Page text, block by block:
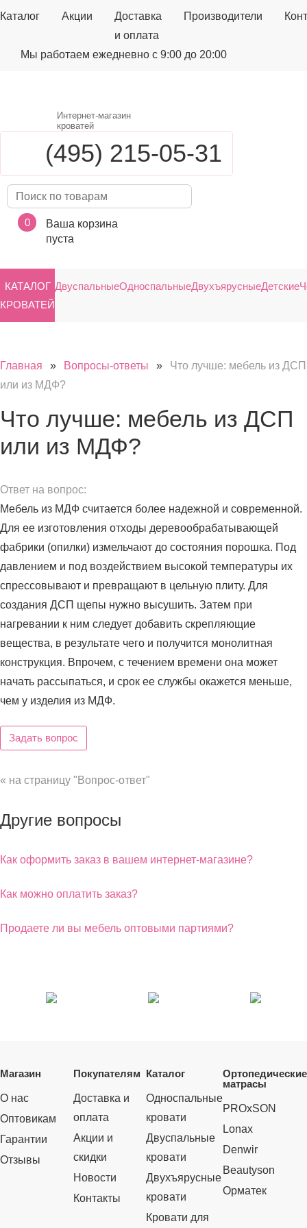
Каталог Акции
Доставка
и оплата
Производители
Мы работаем ежедневно с 9:00 до 20:00
Интернет-магазин
кроватей
(495) 215-05-31
0
Ваша корзина
пуста
КАТАЛОГ
КРОВАТЕЙ
ДвуспальныеОдноспальныеДвухъярусныеДетские
Главная » Вопросы-ответы »
Что лучше: мебель из ДСП
или из МДФ?
Что лучше: мебель из ДСП
или из МДФ?
Ответ на вопрос:
Мебель из МДФ считается более надежной и современной.
Для ее изготовления отходы деревообрабатывающей
фабрики (опилки) измельчают до состояния порошка. Под
давлением и под воздействием высокой температуры их
спрессовывают и превращают в цельную плиту. Для
создания ДСП щепы нужно высушить. Затем при
нагревании к ним следует добавить скрепляющие
вещества, в результате чего и получится монолитная
конструкция. Впрочем, с течением времени она может
начать рассыпаться, и срок ее службы окажется меньше,
чем у изделия из МДФ.
Задать вопрос
« на страницу "Вопрос-ответ"
Другие вопросы
Как оформить заказ в вашем интернет-магазине?
Как можно оплатить заказ?
Продаете ли вы мебель оптовыми партиями?
Магазин
О нас
Оптовикам
Гарантии
Отзывы
Покупателям
Доставка и
оплата
Акции и
скидки
Новости
Контакты
Каталог
Односпальные
кровати
Двуспальные
кровати
Двухъярусные
кровати
Кровати для
Ортопедические
матрасы
PROxSON
Lonax
Denwir
Beautyson
Орматек